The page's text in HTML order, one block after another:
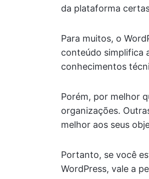
da plataforma
Para muitos, o
conteúdo simplifica
conhecimentos
Porém, por melhor
organizações.
melhor aos seus
Portanto, se você
WordPress, vale a